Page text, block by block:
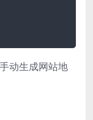
动生成网站地